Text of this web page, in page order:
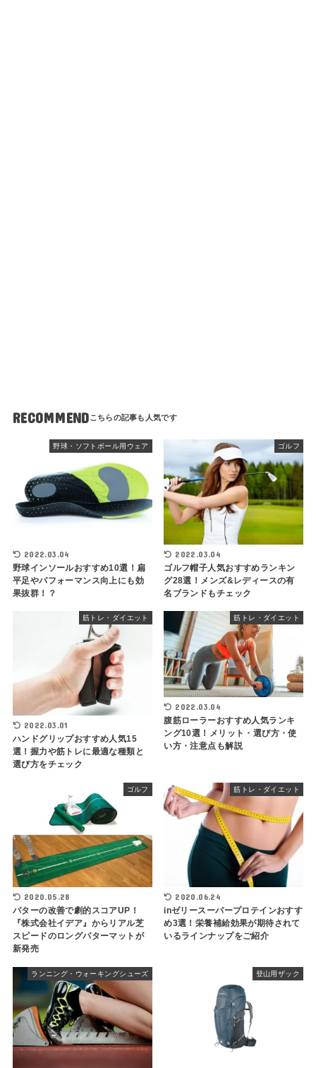
RECOMMEND
野球・ソフトボール用ウェア
2022.03.04
野球インソールおすすめ10選！扁
平足やパフォーマンス向上にも効
果抜群！？
ゴルフ
2022.03.04
ゴルフ帽子人気おすすめランキン
グ28選！メンズ&レディースの有
名ブランドもチェック
筋トレ・ダイエット
2022.03.01
ハンドグリップおすすめ人気15
選！握力や筋トレに最適な種類と
選び方をチェック
筋トレ・ダイエット
2022.03.04
腹筋ローラーおすすめ人気ランキ
ング10選！メリット・選び方・使
い方・注意点も解説
ゴルフ
2020.05.28
パターの改善で劇的スコアUP！
『株式会社イデア』からリアル芝
スピードのロングパターマットが
新発売
筋トレ・ダイエット
2020.06.24
inゼリースーパープロテインおすす
め3選！栄養補給効果が期待されて
いるラインナップをご紹介
ランニング・ウォーキングシューズ 登山用ザック